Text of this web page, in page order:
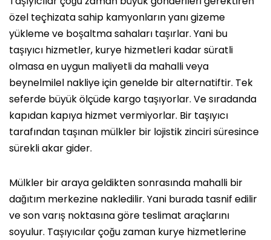
özel teçhizata sahip kamyonların yanı gizeme
yükleme ve boşaltma sahaları taşırlar. Yani bu
taşıyıcı hizmetler, kurye hizmetleri kadar süratli
olmasa en uygun maliyetli da mahalli veya
beynelmilel nakliye için genelde bir alternatiftir. Tek
seferde büyük ölçüde kargo taşıyorlar. Ve sıradanda
kapıdan kapıya hizmet vermiyorlar. Bir taşıyıcı
tarafından taşınan mülkler bir lojistik zinciri süresince
sürekli akar gider.
Mülkler bir araya geldikten sonrasında mahalli bir
dağıtım merkezine nakledilir. Yani burada tasnif edilir
ve son varış noktasına göre teslimat araçlarını
soyulur. Taşıyıcılar çoğu zaman kurye hizmetlerine